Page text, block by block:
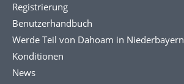
Registrierung
Benutzerhandbuch
Werde Teil von Dahoam in Niederbayern
Konditionen
News